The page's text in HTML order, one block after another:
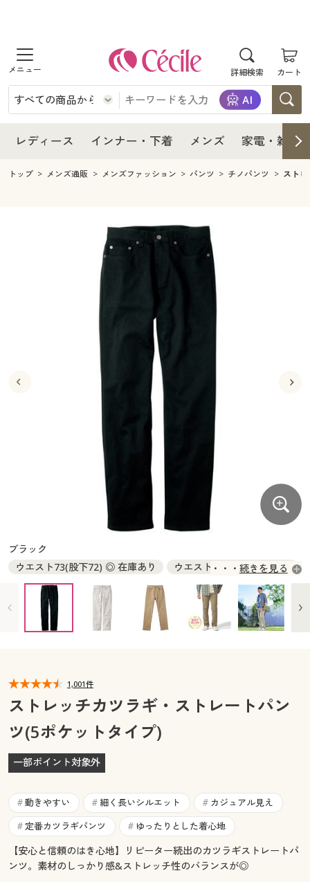
詳細検索 カート
商品を探す
レディース
レディースファッション
インナー・下着
インナー・下着通販すべて
ジュニア・ティーンズ下着
メンズ
メンズファッション
寝具・インテリア・家具
寝具・インテリア・家具通販すべて
カーテン・ラグ・ファブリック
美容・健康・サプリメント
制服・スクールすべて
ジュニア・ティーンズ下着
大きいサイズ通販すべて
大きいサイズ レディース服
大きいサイズ レディース下着
大きいサイズ メンズ
大きいサイズ 事務・制服
シークレットセール
商品カテゴリ一覧
カタログ・チラシからのご注文
デジタルカタログ
カタログ無料プレゼント
マイページ
閲覧履歴
お気に入り
サポート
ご利用ガイド
よくある質問とお問い合わせ
レディース インナー・下着 メンズ 家電・雑貨
レディース
レディース通販すべて
レディースファッション
インナー・下着
インナー・下着通販すべて
ジュニア・ティーンズ下着
メンズ
キッチン・雑貨・日用品
寝具・インテリア・家具通販すべて
カーテン・ラグ・ファブリック
美容・健康通販すべて
ジュニア・ティーンズ下着
大きいサイズ通販すべて
大きいサイズ レディース服
大きいサイズ レディース下着
大きいサイズ メンズ
大きいサイズ 事務・制服
シークレットセール
商品カテゴリ一覧
カタログ・チラシからのご注文
カタログ無料プレゼント
会員メニュー
閲覧履歴
お気に入り
サポート
よくある質問とお問い合わせ
トップ メンズ通販 メンズファッション パンツ チノパンツ スト
ブラック
ウエスト73(股下72) ◎ 在庫あり
ウエスト73(股下75) × 完売
ウエスト73(股下78) × 完売
ウエスト73(股下81) ◎ 在庫あり
ウエスト76(股下69) ◎ 在庫あり
ウエスト76(股下72) × 完売
ウエスト76(股下75) × 完売
ウエスト76(股下78) ◎ 在庫あり
ウエスト79(股下81) × 完売
ウエスト82(股下72) ○ 在庫わずか
ウエスト82(股下75) ◎ 在庫あり
ウエスト85(股下72) ○ 在庫わずか
ウエスト85(股下78) ○ 在庫わずか
ウエスト85(股下81) ○ 在庫わずか
ウエスト88(股下69) × 完売
ウエスト88(股下72) ◎ 在庫あり
ウエスト88(股下75) ◎ 在庫あり
ウエスト88(股下78) × 完売
ウエスト88(股下81) ◎ 在庫あり
続きを見る
1,001件
ストレッチカツラギ・ストレートパン
ツ(5ポケットタイプ)
一部ポイント対象外
# 動きやすい # 細く長いシルエット # カジュアル見え
# 定番カツラギパンツ # ゆったりとした着心地
【安心と信頼のはき心地】リピーター続出のカツラギストレートパ
ンツ。素材のしっかり感&ストレッチ性のバランスが◎